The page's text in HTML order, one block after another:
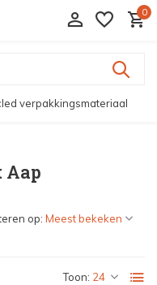
0
verpakkingsmateriaal
Aap
Toon:
op: